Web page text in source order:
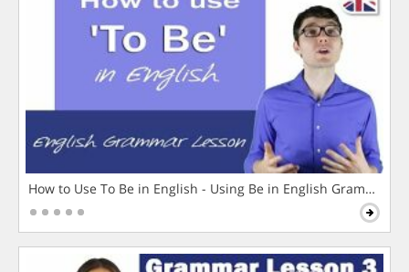
How to Use To Be in English - Using Be in English Grammar